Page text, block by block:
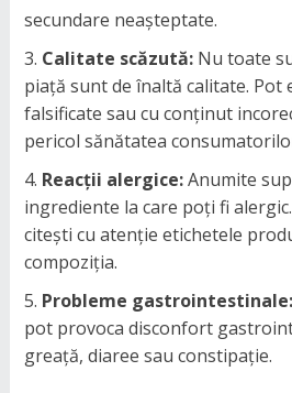
secundare neașteptate.
Calitate scăzută:Nu toate
piață sunt de înaltă calitate. Pot
falsificate sau cu conținut
pericol sănătatea
Reacții alergice:Anumite
ingrediente la care poți fi
citești cu atenție etichetele
compoziția.
Probleme gastrointestinale:
pot provoca disconfort
greață, diaree sau constipație.